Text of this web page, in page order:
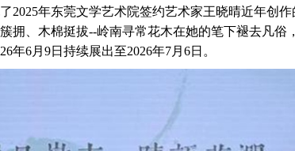
2025年东莞文学艺术院签约艺术家王晓晴近年创
拥、木棉挺拔--岭南寻常花木在她的笔下褪去凡俗
年6月9日持续展出至2026年7月6日。